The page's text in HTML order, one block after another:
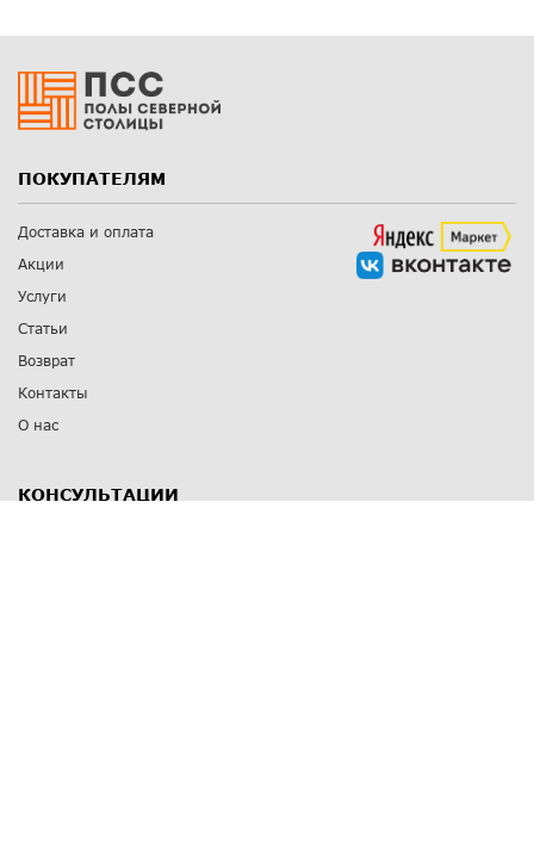
ПОКУПАТЕЛЯМ
Доставка и оплата
Акции
Услуги
Статьи
Возврат
Контакты
О нас
КОНСУЛЬТАЦИИ